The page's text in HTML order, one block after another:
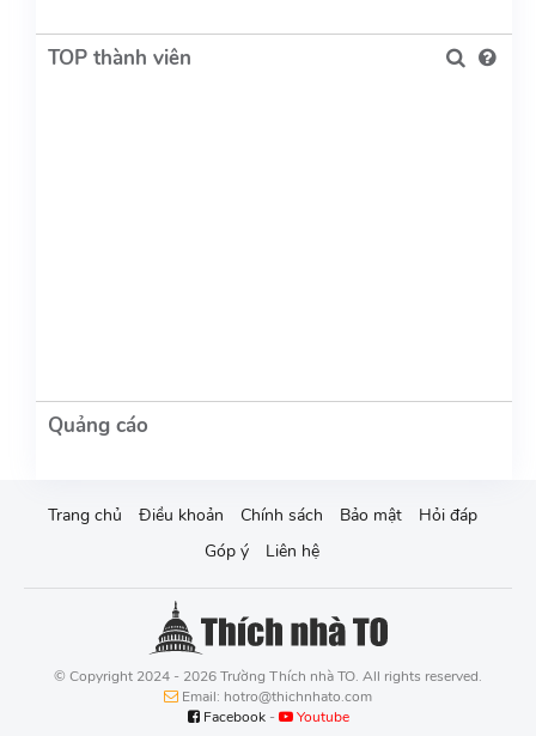
TOP thành viên
Trang chủ Điều khoản Chính sách Bảo mật
Hỏi đáp
Góp ý
Liên hệ
© Copyright 2024 - 2026 Trường Thích nhà TO. All rights reserved.
Email: hotro@thichnhato.com
Facebook- Youtube